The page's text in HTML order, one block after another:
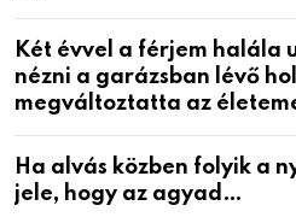
Két évvel a férjem halála
nézni a garázsban lévő
megváltoztatta az
Ha alvás közben folyik a
jele, hogy az agyad…